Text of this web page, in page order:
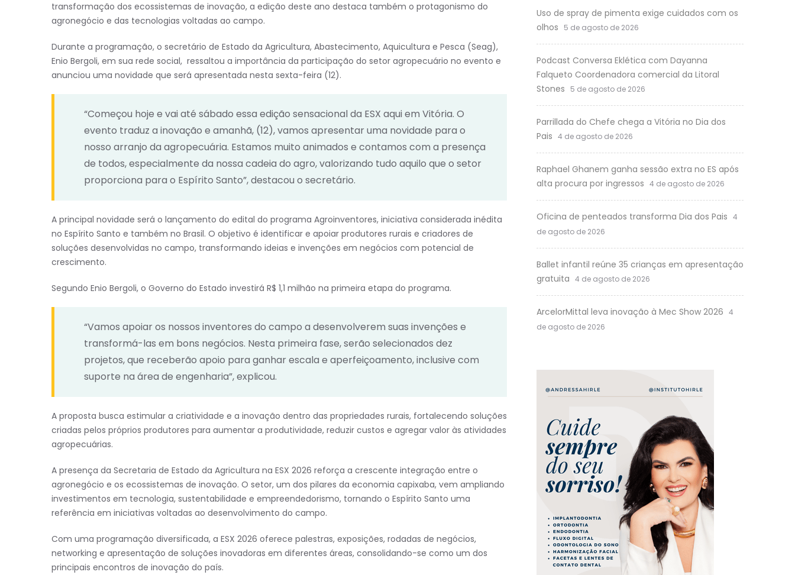
transformação dos ecossistemas de inovação, a edição deste ano destaca também o protagonismo do
agronegócio e das tecnologias voltadas ao campo.
Durante a programação, o secretário de Estado da Agricultura, Abastecimento, Aquicultura e Pesca (Seag),
Enio Bergoli, em sua rede social, ressaltou a importância da participação do setor agropecuário no evento e
anunciou uma novidade que será apresentada nesta sexta-feira (12).
“Começou hoje e vai até sábado essa edição sensacional da ESX aqui em Vitória. O
evento traduz a inovação e amanhã, (12), vamos apresentar uma novidade para o
nosso arranjo da agropecuária. Estamos muito animados e contamos com a presença
de todos, especialmente da nossa cadeia do agro, valorizando tudo aquilo que o setor
proporciona para o Espírito Santo”, destacou o secretário.
A principal novidade será o lançamento do edital do programa Agroinventores, iniciativa considerada inédita
no Espírito Santo e também no Brasil. O objetivo é identificar e apoiar produtores rurais e criadores de
soluções desenvolvidas no campo, transformando ideias e invenções em negócios com potencial de
crescimento.
Segundo Enio Bergoli, o Governo do Estado investirá R$ 1,1 milhão na primeira etapa do programa.
“Vamos apoiar os nossos inventores do campo a desenvolverem suas invenções e
transformá-las em bons negócios. Nesta primeira fase, serão selecionados dez
projetos, que receberão apoio para ganhar escala e aperfeiçoamento, inclusive com
suporte na área de engenharia”, explicou.
A proposta busca estimular a criatividade e a inovação dentro das propriedades rurais, fortalecendo soluções
criadas pelos próprios produtores para aumentar a produtividade, reduzir custos e agregar valor às atividades
agropecuárias.
A presença da Secretaria de Estado da Agricultura na ESX 2026 reforça a crescente integração entre o
agronegócio e os ecossistemas de inovação. O setor, um dos pilares da economia capixaba, vem ampliando
investimentos em tecnologia, sustentabilidade e empreendedorismo, tornando o Espírito Santo uma
referência em iniciativas voltadas ao desenvolvimento do campo.
Com uma programação diversificada, a ESX 2026 oferece palestras, exposições, rodadas de negócios,
networking e apresentação de soluções inovadoras em diferentes áreas, consolidando-se como um dos
principais encontros de inovação do país.
Uso de spray de pimenta exige cuidados com os
olhos
5 de agosto de 2026
Podcast Conversa Eklética com Dayanna
Falqueto Coordenadora comercial da Litoral
Stones
5 de agosto de 2026
Parrillada do Chefe chega a Vitória no Dia dos
Pais 4 de agosto de 2026
Raphael Ghanem ganha sessão extra no ES após
alta procura por ingressos 4 de agosto de 2026
Oficina de penteados transforma Dia dos Pais 4
de agosto de 2026
Ballet infantil reúne 35 crianças em apresentação
gratuita 4 de agosto de 2026
ArcelorMittal leva inovação à Mec Show 2026 4
de agosto de 2026